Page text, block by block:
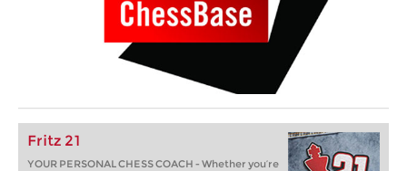
Fritz 21
YOUR PERSONAL CHESS COACH - Whether you’re